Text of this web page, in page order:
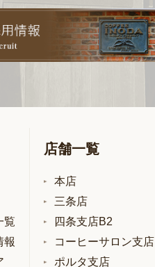
覧
報
店舗一覧
本店
三条店
四条支店B2
コーヒーサロン支店
ポルタ支店